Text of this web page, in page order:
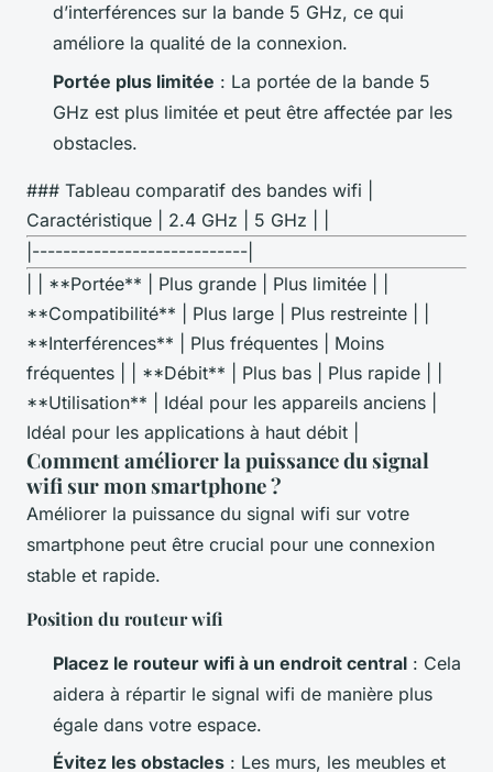
d’interférences sur la bande 5 GHz, ce qui
améliore la qualité de la connexion.
Portée plus limitée : La portée de la bande 5
GHz est plus limitée et peut être affectée par les
obstacles.
### Tableau comparatif des bandes wifi |
Caractéristique | 2.4 GHz | 5 GHz | |
|----------------------------|
| | **Portée** | Plus grande | Plus limitée | |
**Compatibilité** | Plus large | Plus restreinte | |
**Interférences** | Plus fréquentes | Moins
fréquentes | | **Débit** | Plus bas | Plus rapide | |
**Utilisation** | Idéal pour les appareils anciens |
Idéal pour les applications à haut débit |
Comment améliorer la puissance du signal
wifi sur mon smartphone ?
Améliorer la puissance du signal wifi sur votre
smartphone peut être crucial pour une connexion
stable et rapide.
Position du routeur wifi
Placez le routeur wifi à un endroit central : Cela
aidera à répartir le signal wifi de manière plus
égale dans votre espace.
Évitez les obstacles : Les murs, les meubles et